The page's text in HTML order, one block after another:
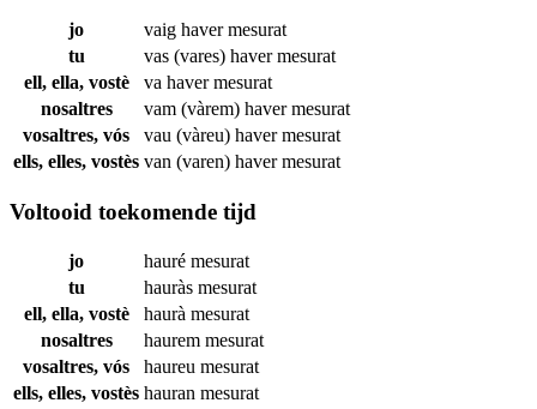
jo vaig havermesurat
tu
vas (vares) havermesurat
ell, ella, vostè
va havermesurat
nosaltres
vam (vàrem) havermesurat
vosaltres, vós
vau (vàreu) havermesurat
ells, elles, vostès van (varen) havermesurat
Voltooid toekomende tijd
jo hauré mesurat
tu
hauràs mesurat
ell, ella, vostè
haurà mesurat
nosaltres
haurem mesurat
vosaltres, vós
haureu mesurat
ells, elles, vostès hauran mesurat